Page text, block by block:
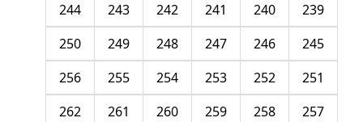
239
240
241
242
243
244
245
246
247
248
249
250
251
252
253
254
255
256
257
258
259
260
261
262